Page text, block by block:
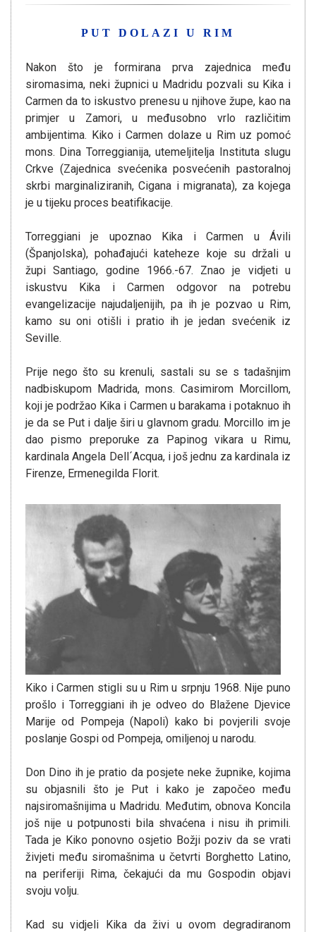
PUT DOLAZI U RIM
Nakon što je formirana prva zajednica među
siromasima, neki župnici u Madridu pozvali su Kika i
Carmen da to iskustvo prenesu u njihove župe, kao na
primjer u Zamori, u međusobno vrlo različitim
ambijentima. Kiko i Carmen dolaze u Rim uz pomoć
mons. Dina Torreggianija, utemeljitelja Instituta slugu
Crkve (Zajednica svećenika posvećenih pastoralnoj
skrbi marginaliziranih, Cigana i migranata), za kojega
je u tijeku proces beatifikacije.
Torreggiani je upoznao Kika i Carmen u Ávili
(Španjolska), pohađajući kateheze koje su držali u
župi Santiago, godine 1966.-67. Znao je vidjeti u
iskustvu Kika i Carmen odgovor na potrebu
evangelizacije najudaljenijih, pa ih je pozvao u Rim,
kamo su oni otišli i pratio ih je jedan svećenik iz
Seville.
Prije nego što su krenuli, sastali su se s tadašnjim
nadbiskupom Madrida, mons. Casimirom Morcillom,
koji je podržao Kika i Carmen u barakama i potaknuo ih
je da se Put i dalje širi u glavnom gradu. Morcillo im je
dao pismo preporuke za Papinog vikara u Rimu,
kardinala Angela Dell´Acqua, i još jednu za kardinala iz
Firenze, Ermenegilda Florit.
Kiko i Carmen stigli su u Rim u srpnju 1968. Nije puno
prošlo i Torreggiani ih je odveo do Blažene Djevice
Marije od Pompeja (Napoli) kako bi povjerili svoje
poslanje Gospi od Pompeja, omiljenoj u narodu.
Don Dino ih je pratio da posjete neke župnike, kojima
su objasnili što je Put i kako je započeo među
najsiromašnijima u Madridu. Međutim, obnova Koncila
još nije u potpunosti bila shvaćena i nisu ih primili.
Tada je Kiko ponovno osjetio Božji poziv da se vrati
živjeti među siromašnima u četvrti Borghetto Latino,
na periferiji Rima, čekajući da mu Gospodin objavi
svoju volju.
Kad su vidjeli Kika da živi u ovom degradiranom